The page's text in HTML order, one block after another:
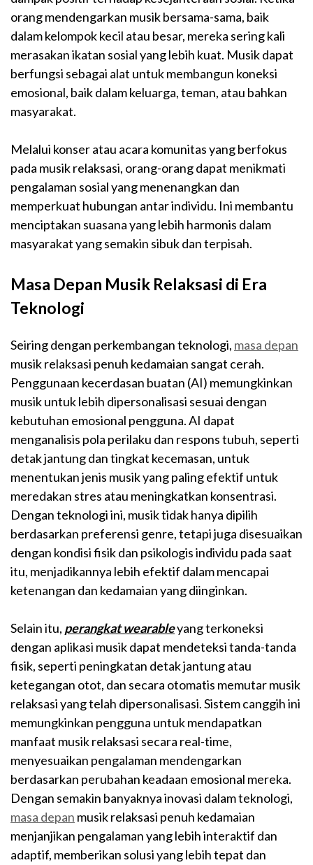
orang mendengarkan musik bersama-sama, baik
dalam kelompok kecil atau besar, mereka sering kali
merasakan ikatan sosial yang lebih kuat. Musik dapat
berfungsi sebagai alat untuk membangun koneksi
emosional, baik dalam keluarga, teman, atau bahkan
masyarakat.
Melalui konser atau acara komunitas yang berfokus
pada musik relaksasi, orang-orang dapat menikmati
pengalaman sosial yang menenangkan dan
memperkuat hubungan antar individu. Ini membantu
menciptakan suasana yang lebih harmonis dalam
masyarakat yang semakin sibuk dan terpisah.
Masa Depan Musik Relaksasi di Era
Teknologi
Seiring dengan perkembangan teknologi, masa depan
musik relaksasi penuh kedamaian sangat cerah.
Penggunaan kecerdasan buatan (AI) memungkinkan
musik untuk lebih dipersonalisasi sesuai dengan
kebutuhan emosional pengguna. AI dapat
menganalisis pola perilaku dan respons tubuh, seperti
detak jantung dan tingkat kecemasan, untuk
menentukan jenis musik yang paling efektif untuk
meredakan stres atau meningkatkan konsentrasi.
Dengan teknologi ini, musik tidak hanya dipilih
berdasarkan preferensi genre, tetapi juga disesuaikan
dengan kondisi fisik dan psikologis individu pada saat
itu, menjadikannya lebih efektif dalam mencapai
ketenangan dan kedamaian yang diinginkan.
Selain itu, perangkat wearableyang terkoneksi
dengan aplikasi musik dapat mendeteksi tanda-tanda
fisik, seperti peningkatan detak jantung atau
ketegangan otot, dan secara otomatis memutar musik
relaksasi yang telah dipersonalisasi. Sistem canggih ini
memungkinkan pengguna untuk mendapatkan
manfaat musik relaksasi secara real-time,
menyesuaikan pengalaman mendengarkan
berdasarkan perubahan keadaan emosional mereka.
Dengan semakin banyaknya inovasi dalam teknologi,
masa depan musik relaksasi penuh kedamaian
menjanjikan pengalaman yang lebih interaktif dan
adaptif, memberikan solusi yang lebih tepat dan